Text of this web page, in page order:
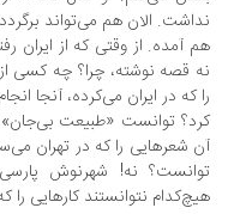
الان هم می‌تواند برگردد. هیچ
آمده. از وقتی که از ایران رفته،
قصه نوشته، چرا؟ چه کسی از ایران
که در ایران می‌کرده، آنجا انجام
توانست «طبیعت بی‌جان»
شعرهایی را که در تهران می‌سرود
نه! شهرنوش پارسی‌پور
نتوانستند کارهایی را که در